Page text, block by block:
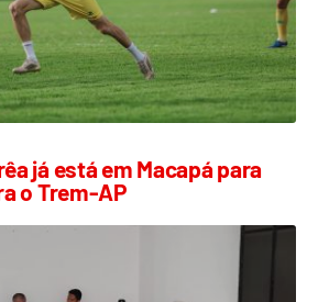
já está em Macapá para
o Trem-AP